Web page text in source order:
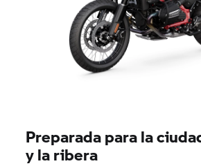
Preparada para la
y la ribera